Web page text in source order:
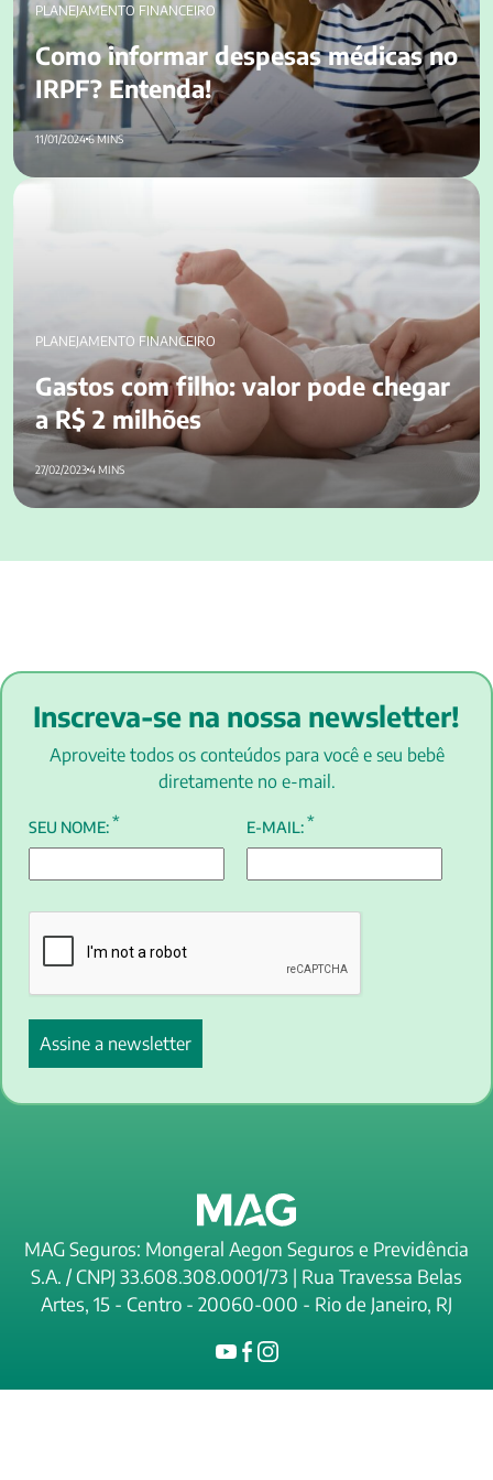
PLANEJAMENTO FINANCEIRO
Como informar despesas médicas no
IRPF? Entenda!
11/01/20246 MINS
Gastos com filho: valor pode chegar a R$ 2 milhões
PLANEJAMENTO FINANCEIRO
Gastos com filho: valor pode chegar
a R$ 2 milhões
27/02/20234 MINS
Inscreva-se na nossa newsletter!
Aproveite todos os conteúdos para você e seu bebê
diretamente no e-mail.
SEU NOME:* E-MAIL:*
MAG Seguros: Mongeral Aegon Seguros e Previdência
S.A. / CNPJ 33.608.308.0001/73 | Rua Travessa Belas
Artes, 15 - Centro - 20060-000 - Rio de Janeiro, RJ